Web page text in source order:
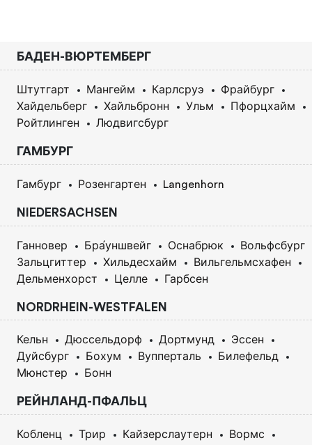
БАДЕН-ВЮРТЕМБЕРГ
Штутгарт Мангейм Карлсруэ
Фрайбург
Хайдельберг
Хайльбронн Ульм
Пфорцхайм
Ройтлинген
Людвигсбург
ГАМБУРГ
Гамбург Розенгартен Langenhorn
NIEDERSACHSEN
Ганновер Бра́уншвейг Оснабрюк
Вольфсбург
Зальцгиттер
Хильдесхайм
Вильгельмсхафен
Дельменхорст
Целле Гарбсен
NORDRHEIN-WESTFALEN
Кельн Дюссельдорф Дортмунд
Эссен
Дуйсбург
Бохум Вупперталь
Билефельд
Мюнстер
Бонн
РЕЙНЛАНД-ПФАЛЬЦ
Кобленц Трир Кайзерслаутерн
Вормс